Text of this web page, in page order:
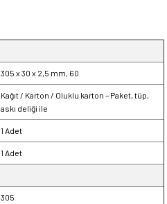
305 x 30 x 2,5 mm, 60
Kağıt / Karton / Oluklu karton – Paket, tüp,
askı deliği ile
1 Adet
1 Adet
305